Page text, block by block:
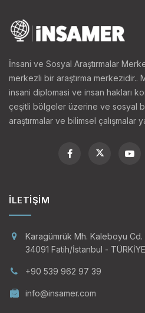
İnsani ve Sosyal Araştırmalar
merkezli bir araştırma merkezidir..
insani diplomasi ve insan hakları
çeşitli bölgeler üzerine ve sosyal
araştırmalar ve bilimsel çalışmalar
İLETIŞIM
Karagümrük Mh. Kaleboyu
34091 Fatih/İstanbul - TÜRKİYE
+90 539 962 97 39
info@insamer.com